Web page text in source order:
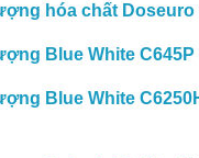
hóa chất Doseuro
Blue White
Blue White